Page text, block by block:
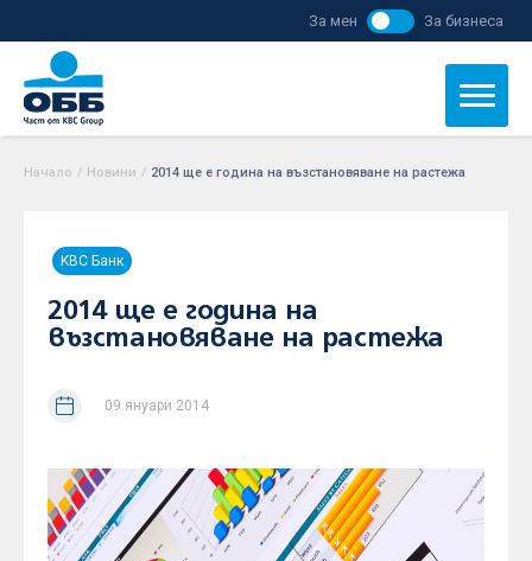
За мен За бизнеса
Начало / Новини / 2014 ще е година на възстановяване на растежа
KBC Банк
2014 ще е година на
възстановяване на растежа
09 януари 2014